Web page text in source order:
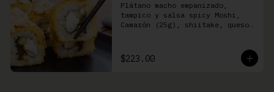
Plátano macho empanizado,
tampico y salsa spicy Moshi,
Camarón (25g), shiitake, queso
$223.00